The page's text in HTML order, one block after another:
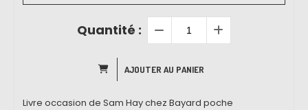
Quantité :
AJOUTER AU PANIER
Livre occasion de Sam Hay chez Bayard poche